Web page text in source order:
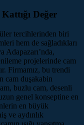
Değer
tercihlerinden biri
hem de sağladıkları
Adapazarı’nda,
projelerinde cam
Firmamız, bu trendi
cam duşakabin
buzlu cam, desenli
genel konseptine en
en büyük
ve aydınlık